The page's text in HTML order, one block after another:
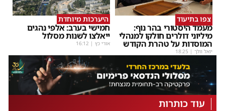
צפו בתיעוד
מעמד היסטורי בהר נוף:
מיליוני דולרים חולקו למנהלי
המוסדות על טהרת הקודש
יואל וולך |
18:25
היערכות מיוחדת
חמישי בערב: אלפי נהגים
ייאלצו לשנות מסלול
אורי כץ |
16:12
עוד כותרות